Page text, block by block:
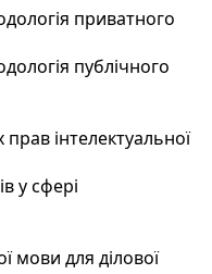
приватного
публічного
інтелектуальної
у сфері
мови для ділової